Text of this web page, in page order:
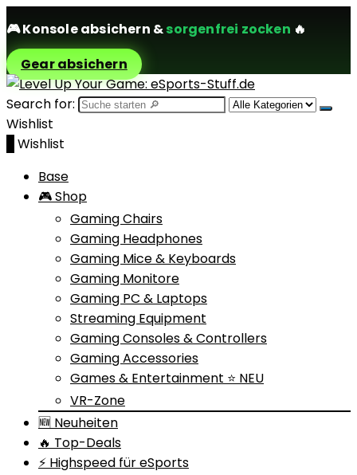
🎮Konsole absichern &sorgenfrei zocken 🔥
Gear absichern
Search for:
Wishlist
Wishlist
Base
🎮 Shop
Gaming Chairs
Gaming Headphones
Gaming Mice & Keyboards
Gaming Monitore
Gaming PC & Laptops
Streaming Equipment
Gaming Consoles & Controllers
Gaming Accessories
Games & Entertainment ⭐ NEU
VR-Zone
🆕 Neuheiten
🔥 Top-Deals
⚡ Highspeed für eSports